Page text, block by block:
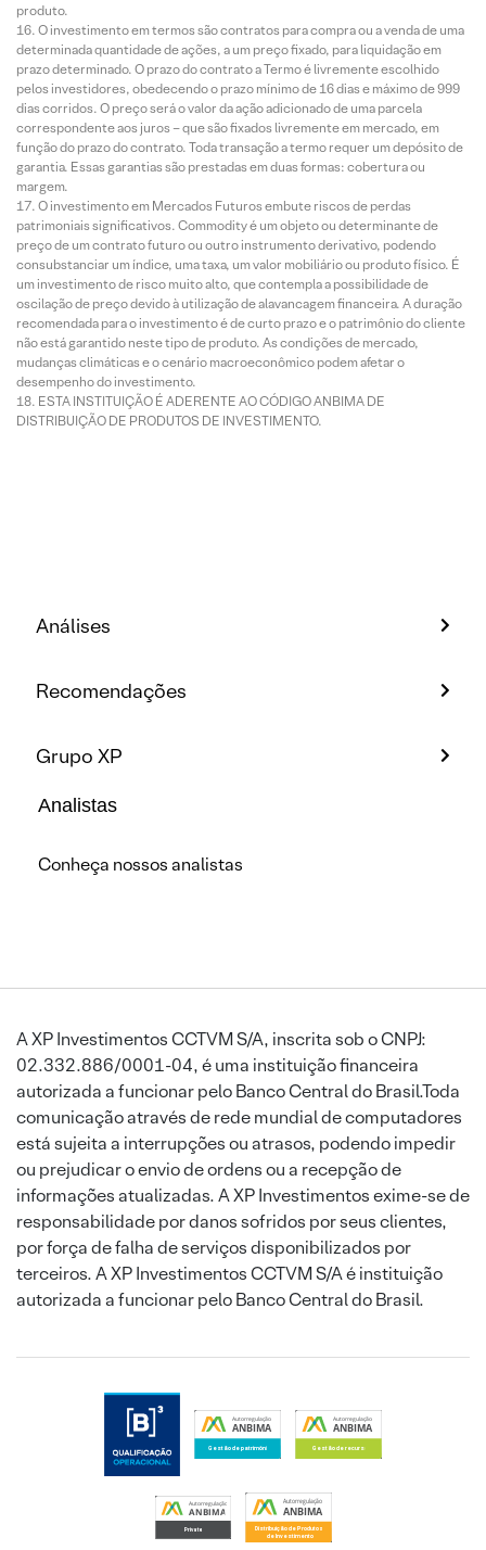
produto.
O investimento em termos são contratos para compra ou a venda de uma
determinada quantidade de ações, a um preço fixado, para liquidação em
prazo determinado. O prazo do contrato a Termo é livremente escolhido
pelos investidores, obedecendo o prazo mínimo de 16 dias e máximo de 999
dias corridos. O preço será o valor da ação adicionado de uma parcela
correspondente aos juros – que são fixados livremente em mercado, em
função do prazo do contrato. Toda transação a termo requer um depósito de
garantia. Essas garantias são prestadas em duas formas: cobertura ou
margem.
O investimento em Mercados Futuros embute riscos de perdas
patrimoniais significativos. Commodity é um objeto ou determinante de
preço de um contrato futuro ou outro instrumento derivativo, podendo
consubstanciar um índice, uma taxa, um valor mobiliário ou produto físico. É
um investimento de risco muito alto, que contempla a possibilidade de
oscilação de preço devido à utilização de alavancagem financeira. A duração
recomendada para o investimento é de curto prazo e o patrimônio do cliente
não está garantido neste tipo de produto. As condições de mercado,
mudanças climáticas e o cenário macroeconômico podem afetar o
desempenho do investimento.
ESTA INSTITUIÇÃO É ADERENTE AO CÓDIGO ANBIMA DE
DISTRIBUIÇÃO DE PRODUTOS DE INVESTIMENTO.
Análises
Recomendações
Grupo XP
Analistas
Conheça nossos analistas
A XP Investimentos CCTVM S/A, inscrita sob o CNPJ:
02.332.886/0001-04, é uma instituição financeira
autorizada a funcionar pelo Banco Central do Brasil.Toda
comunicação através de rede mundial de computadores
está sujeita a interrupções ou atrasos, podendo impedir
ou prejudicar o envio de ordens ou a recepção de
informações atualizadas. A XP Investimentos exime-se de
responsabilidade por danos sofridos por seus clientes,
por força de falha de serviços disponibilizados por
terceiros. A XP Investimentos CCTVM S/A é instituição
autorizada a funcionar pelo Banco Central do Brasil.